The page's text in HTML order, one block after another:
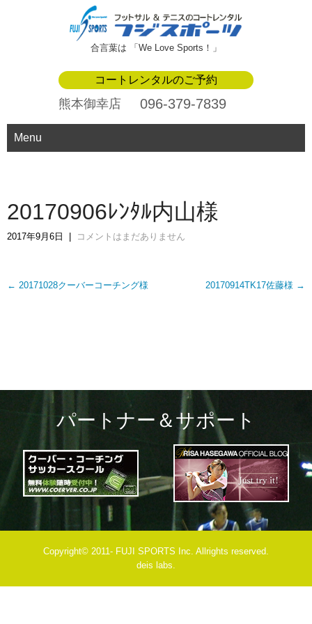
合言葉は 「We Love Sports！」
コートレンタルのご予約
熊本御幸店 096-379-7839
Menu
20170906ﾚﾝﾀﾙ内山様
2017年9月6日 コメントはまだありません
Post
← 20171028クーバーコーチング様 20170914TK17佐藤様 →
パートナー＆サポート
Copyright© 2011- FUJI SPORTS Inc. Allrights reserved.
deis labs.